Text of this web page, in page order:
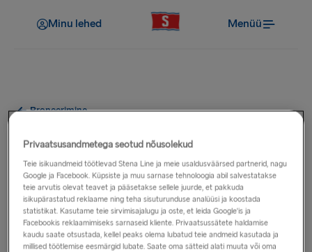
Minu lehed Menüü
Broneerimine
Kuidas ma saan broneerida, kui
ma ei tea sõiduki
registreerimisnumbrit?
Sa saad endiselt veebis broneerida, isegi kui Te ei tea oma
sõiduki registreerimisnumbrit või plaanite autot rentida.
Privaatsusandmetega seotud nõusolekud
Teie isikuandmeid töötlevad Stena Line ja meie usaldusväärsed partnerid, nagu
Google ja Facebook. Küpsiste ja muu sarnase tehnoloogia abil salvestatakse
teie arvutis olevat teavet ja pääsetakse sellele juurde, et pakkuda
isikupärastatud reklaame ning teha sisuturunduse analüüsi ja koostada
statistikat. Kasutame teie sirvimisajalugu ja oste, et leida Google'is ja
Facebookis reklaamimiseks sarnaseid kliente. Privaatsussätete haldamise
kaudu saate otsustada, kellel peaks olema lubatud teie andmeid kasutada ja
millised töötlemise eesmärgid lubate. Saate oma sätteid alati muuta või oma